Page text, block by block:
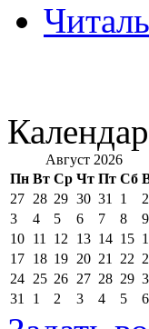
Август 2026
Пн Вт Ср Чт Пт Сб
27 28 29 30 31 1
2
3
4 5 6 7 8
9
10 11 12 13 14 15
17 18 19 20 21 22
24 25 26 27 28 29
31
1 2 3 4 5 6